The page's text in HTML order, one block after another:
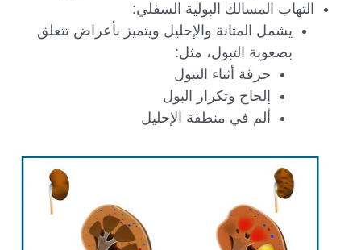
التهاب المسالك البولية السفلي:
يشمل المثانة والإحليل ويتميز بأعراض تتعلق
بصعوبة التبول، مثل:
حرقة أثناء التبول
إلحاح وتكرار البول
ألم في منطقة الإحليل